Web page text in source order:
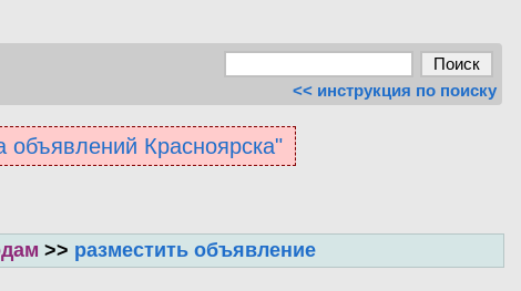
<< инструкция по поиску
объявлений Красноярска"
>> разместить объявление